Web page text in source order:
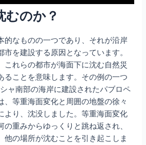
むのか？
的なものの一つであり、それが沿岸
を建設する原因となっています。
これらの都市が海面下に沈む自然災
ることを意味します。その例の一つ
ャ南部の海岸に建設されたパブロペ
、等重海面変化と周囲の地盤の徐々
より、沈没しました。等重海面変化
の重みからゆっくりと跳ね返され、
他の場所が沈むことを引き起こしま